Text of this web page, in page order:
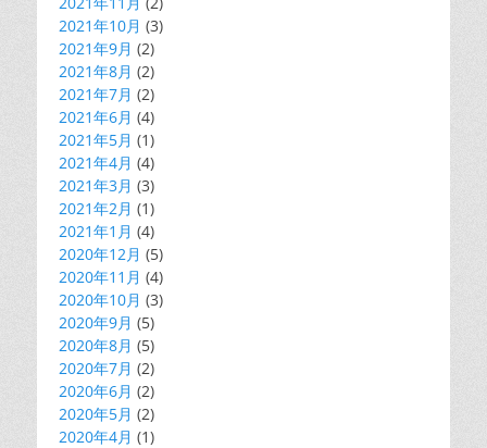
2021年10月 (3)
2021年9月 (2)
2021年8月 (2)
2021年7月 (2)
2021年6月 (4)
2021年5月 (1)
2021年4月 (4)
2021年3月 (3)
2021年2月 (1)
2021年1月 (4)
2020年12月 (5)
2020年11月 (4)
2020年10月 (3)
2020年9月 (5)
2020年8月 (5)
2020年7月 (2)
2020年6月 (2)
2020年5月 (2)
2020年4月 (1)